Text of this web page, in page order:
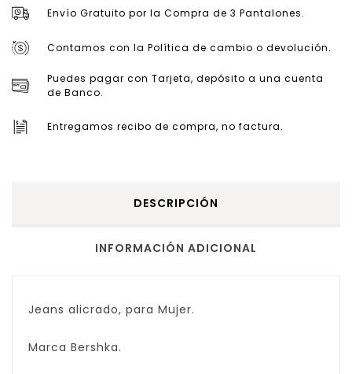
Envío Gratuito por la Compra de 3 Pantalones.
Contamos con la Política de cambio o devolución.
Puedes pagar con Tarjeta, depósito a una cuenta
de Banco.
Entregamos recibo de compra, no factura.
DESCRIPCIÓN
INFORMACIÓN ADICIONAL
Jeans alicrado, para Mujer.
Marca Bershka.